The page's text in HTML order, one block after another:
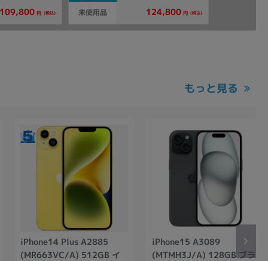
109,800 円 (税込) 未使用品 124,800 円 (税込)
もっと見る
iPhone14 Plus A2885
(MR663VC/A) 512GB イ
iPhone15 A3089
(MTMH3J/A) 128GB ブラ